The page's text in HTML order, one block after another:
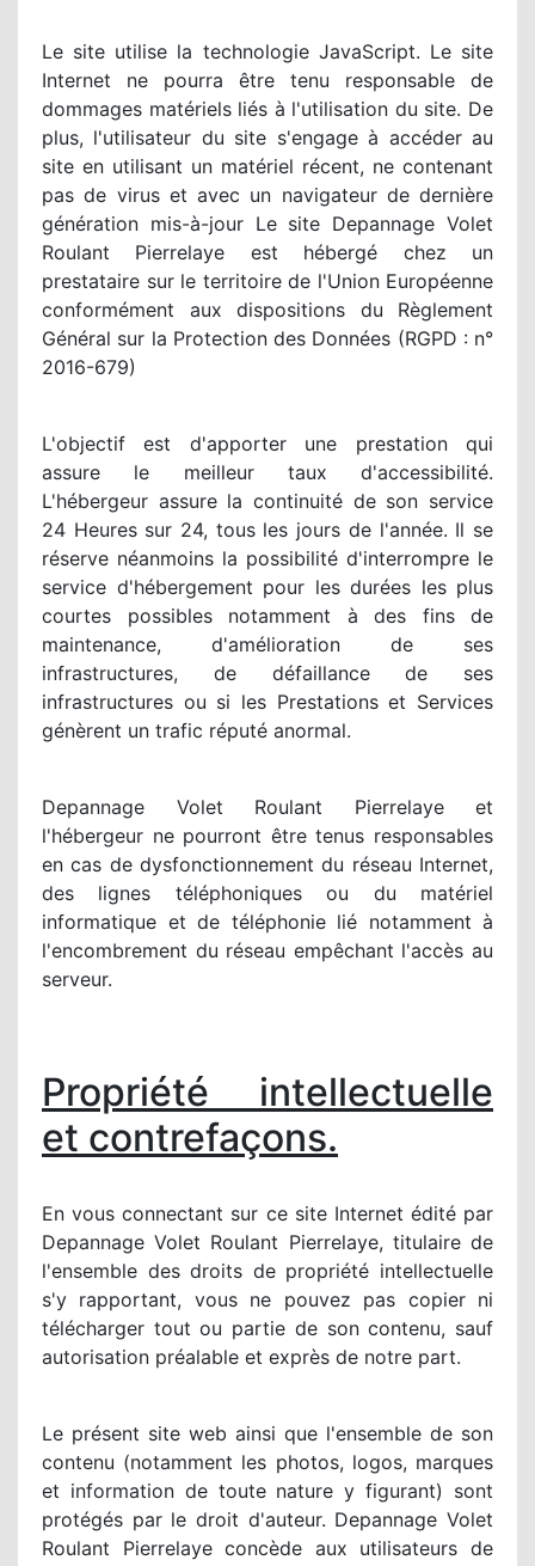
Le site utilise la technologie JavaScript. Le site
Internet ne pourra être tenu responsable de
dommages matériels liés à l'utilisation du site. De
plus, l'utilisateur du site s'engage à accéder au
site en utilisant un matériel récent, ne contenant
pas de virus et avec un navigateur de dernière
génération mis-à-jour Le site Depannage Volet
Roulant Pierrelaye est hébergé chez un
prestataire sur le territoire de l'Union Européenne
conformément aux dispositions du Règlement
Général sur la Protection des Données (RGPD : n°
2016-679)
L'objectif est d'apporter une prestation qui
assure le meilleur taux d'accessibilité.
L'hébergeur assure la continuité de son service
24 Heures sur 24, tous les jours de l'année. Il se
réserve néanmoins la possibilité d'interrompre le
service d'hébergement pour les durées les plus
courtes possibles notamment à des fins de
maintenance, d'amélioration de ses
infrastructures, de défaillance de ses
infrastructures ou si les Prestations et Services
génèrent un trafic réputé anormal.
Depannage Volet Roulant Pierrelaye et
l'hébergeur ne pourront être tenus responsables
en cas de dysfonctionnement du réseau Internet,
des lignes téléphoniques ou du matériel
informatique et de téléphonie lié notamment à
l'encombrement du réseau empêchant l'accès au
serveur.
Propriété intellectuelle
et contrefaçons.
En vous connectant sur ce site Internet édité par
Depannage Volet Roulant Pierrelaye, titulaire de
l'ensemble des droits de propriété intellectuelle
s'y rapportant, vous ne pouvez pas copier ni
télécharger tout ou partie de son contenu, sauf
autorisation préalable et exprès de notre part.
Le présent site web ainsi que l'ensemble de son
contenu (notamment les photos, logos, marques
et information de toute nature y figurant) sont
protégés par le droit d'auteur. Depannage Volet
Roulant Pierrelaye concède aux utilisateurs de